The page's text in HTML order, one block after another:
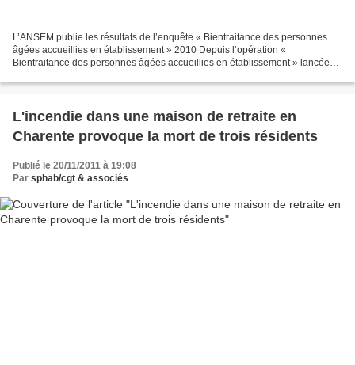
L’ANSEM publie les résultats de l’enquête « Bientraitance des personnes
âgées accueillies en établissement » 2010 Depuis l’opération «
Bientraitance des personnes âgées accueillies en établissement » lancée
L'incendie dans une maison de retraite en
Charente provoque la mort de trois résidents
Publié le 20/11/2011 à 19:08
Par sphab/cgt & associés